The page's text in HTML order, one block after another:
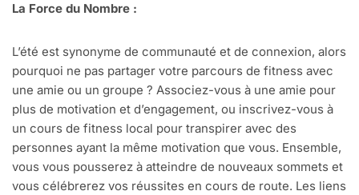
La Force du Nombre :
L’été est synonyme de communauté et de connexion, alors
pourquoi ne pas partager votre parcours de fitness avec
une amie ou un groupe ? Associez-vous à une amie pour
plus de motivation et d’engagement, ou inscrivez-vous à
un cours de fitness local pour transpirer avec des
personnes ayant la même motivation que vous. Ensemble,
vous vous pousserez à atteindre de nouveaux sommets et
vous célébrerez vos réussites en cours de route. Les liens